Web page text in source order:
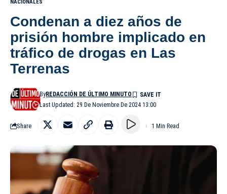
NACIONALES
Condenan a diez años de
prisión hombre implicado en
tráfico de drogas en Las
Terrenas
Last Updated: 29 De Noviembre De 2024 13:00
ByREDACCIÓN DE ÚLTIMO MINUTO
Share 1 Min Read